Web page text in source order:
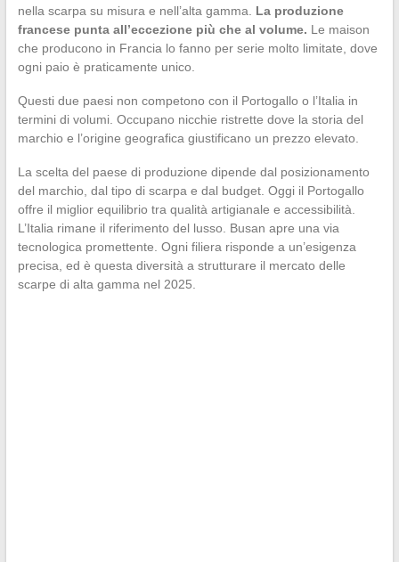
nella scarpa su misura e nell’alta gamma. La produzione
francese punta all’eccezione più che al volume. Le maison
che producono in Francia lo fanno per serie molto limitate, dove
ogni paio è praticamente unico.
Questi due paesi non competono con il Portogallo o l’Italia in
termini di volumi. Occupano nicchie ristrette dove la storia del
marchio e l’origine geografica giustificano un prezzo elevato.
La scelta del paese di produzione dipende dal posizionamento
del marchio, dal tipo di scarpa e dal budget. Oggi il Portogallo
offre il miglior equilibrio tra qualità artigianale e accessibilità.
L’Italia rimane il riferimento del lusso. Busan apre una via
tecnologica promettente. Ogni filiera risponde a un’esigenza
precisa, ed è questa diversità a strutturare il mercato delle
scarpe di alta gamma nel 2025.